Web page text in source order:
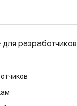
разработчиков